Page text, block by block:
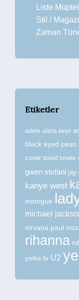
Liste
Stil /
Zaman
Etiketler
adele alicia keys
black eyed peas
cover david bowie
gwen stefani
kanye west
minogue
michael
nirvana paul
rihanna
yorke tv U2